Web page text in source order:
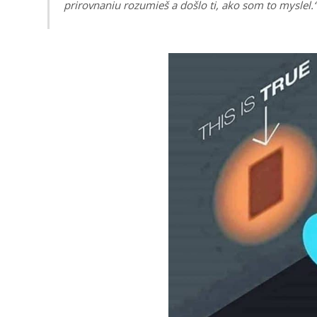
prirovnaniu rozumieš a došlo ti, ako som to myslel.“